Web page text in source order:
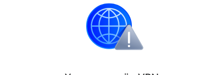
, и в третьем квартале его продажи
на местном рынке упали сразу на 15% до 711 500
Происшествия Лайфстайл